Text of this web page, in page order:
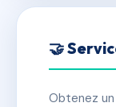
🤝
Obtenez